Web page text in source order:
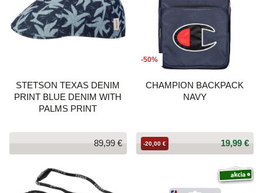
STETSON TEXAS DENIM
PRINT BLUE DENIM WITH
PALMS PRINT
89,99 €
-50%
CHAMPION BACKPACK
NAVY
19,99 €
-20,00 €